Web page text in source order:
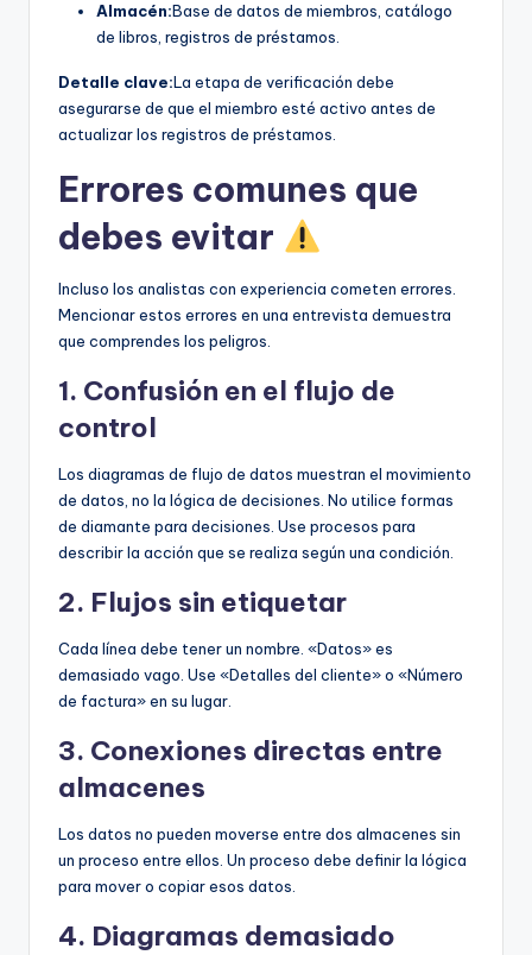
Almacén:Base de datos de miembros, catálogo
de libros, registros de préstamos.
Detalle clave:La etapa de verificación debe
asegurarse de que el miembro esté activo antes de
actualizar los registros de préstamos.
Errores comunes que
debes evitar
Incluso los analistas con experiencia cometen errores.
Mencionar estos errores en una entrevista demuestra
que comprendes los peligros.
1. Confusión en el flujo de
control
Los diagramas de flujo de datos muestran el movimiento
de datos, no la lógica de decisiones. No utilice formas
de diamante para decisiones. Use procesos para
describir la acción que se realiza según una condición.
2. Flujos sin etiquetar
Cada línea debe tener un nombre. «Datos» es
demasiado vago. Use «Detalles del cliente» o «Número
de factura» en su lugar.
3. Conexiones directas entre
almacenes
Los datos no pueden moverse entre dos almacenes sin
un proceso entre ellos. Un proceso debe definir la lógica
para mover o copiar esos datos.
4. Diagramas demasiado